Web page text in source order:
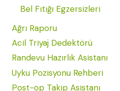
Bel Fıtığı Egzersizleri
Ağrı Raporu
Acil Triyaj Dedektörü
Randevu Hazırlık Asistanı
Uyku Pozisyonu Rehberi
Post-op Takip Asistanı